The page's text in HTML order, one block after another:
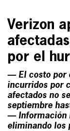
Verizon
por el
— El costo por
incurridos por
afectados no
septiembre
— Información
eliminando los